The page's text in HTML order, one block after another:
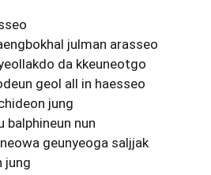
julman arasseo
da kkeuneotgo
geol all in haesseo
jung
balphineun nun
geunyeoga saljjak
jung